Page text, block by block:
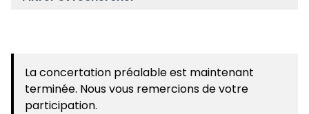
La concertation préalable est maintenant
terminée. Nous vous remercions de votre
participation.